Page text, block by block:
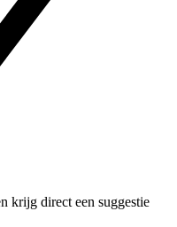
krijg direct een suggestie